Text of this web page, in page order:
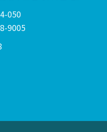
050
9005